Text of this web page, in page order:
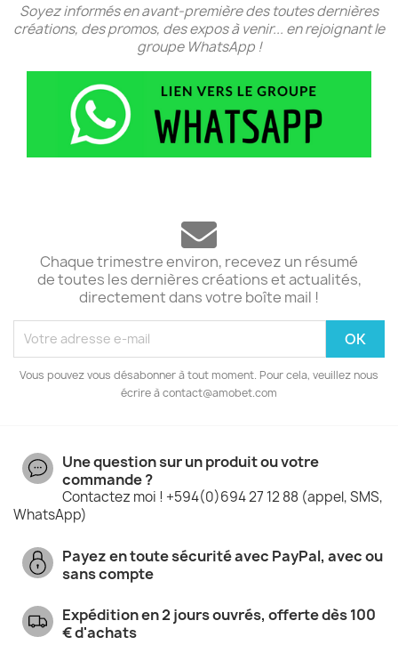
Soyez informés en avant-première des toutes dernières
créations, des promos, des expos à venir... en rejoignant le
groupe WhatsApp !
Chaque trimestre environ, recevez un résumé
de toutes les dernières créations et actualités,
directement dans votre boîte mail !
Vous pouvez vous désabonner à tout moment. Pour cela, veuillez nous
écrire à contact@amobet.com
Une question sur un produit ou votre
commande ?
Contactez moi ! +594(0)694 27 12 88 (appel, SMS,
WhatsApp)
Payez en toute sécurité avec PayPal, avec ou
sans compte
Expédition en 2 jours ouvrés, offerte dès 100
€ d'achats